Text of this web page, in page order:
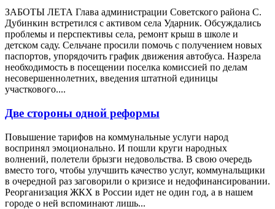
ЗАБОТЫ ЛЕТА Глава администрации Советского района С.
Дубинкин встретился с активом села Ударник. Обсуждались
проблемы и перспективы села, ремонт крыш в школе и
детском саду. Сельчане просили помочь с получением новых
паспортов, упорядочить график движения автобуса. Назрела
необходимость в посещении поселка комиссией по делам
несовершеннолетних, введения штатной единицы
участкового....
Две стороны одной реформы
Повышение тарифов на коммунальные услуги народ
воспринял эмоционально. И пошли круги народных
волнений, полетели брызги недовольства. В свою очередь
вместо того, чтобы улучшить качество услуг, коммунальщики
в очередной раз заговорили о кризисе и недофинансировании.
Реорганизация ЖКХ в России идет не один год, а в нашем
городе о ней вспоминают лишь...